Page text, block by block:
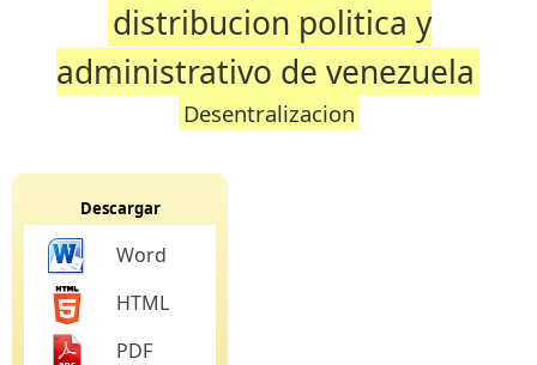
distribucion politica y
administrativo de venezuela
Desentralizacion
Descargar
Word
HTML
PDF